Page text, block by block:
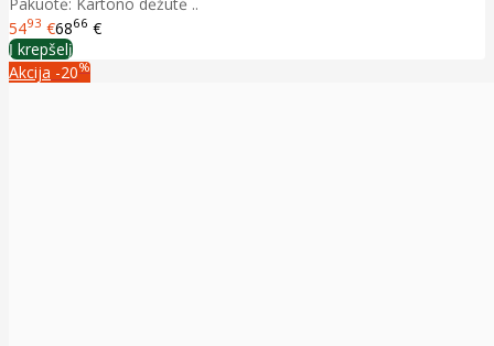
5493 €6866 €
Į krepšelį
Akcija -20%